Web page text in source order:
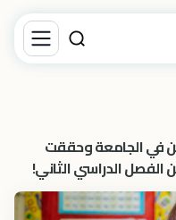
في الجامعة وحققت